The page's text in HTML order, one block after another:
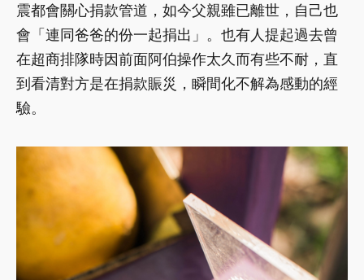
震都會關心捐款管道，如今父親雖已離世，自己也
會「連同爸爸的份一起捐出」。也有人提起過去曾
在超商排隊時因前面阿伯操作太久而有些不耐，直
到看清對方是在捐款賑災，瞬間化不解為感動的經
驗。